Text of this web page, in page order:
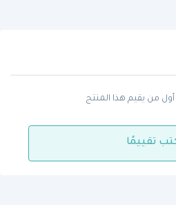
من يقيم هذا المنتج
تقييمًا